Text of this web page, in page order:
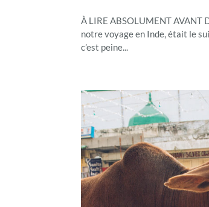
À LIRE ABSOLUMENT AVANT
notre voyage en Inde, était le
c’est peine...